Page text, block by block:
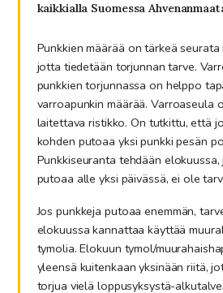
kaikkialla Suomessa
Punkkien määrää on tärkeä seurata
jotta tiedetään torjunnan tarve.
punkkien torjunnassa on helppo
varroapunkin määrää. Varroaseula
laitettava ristikko. On tutkittu, että
kohden putoaa yksi punkki pesän
Punkkiseuranta tehdään
putoaa alle yksi päivässä, ei ole
Jos punkkeja putoaa enemmän,
elokuussa kannattaa käyttää
tymolia. Elokuun tymol/
yleensä kuitenkaan yksinään riitä,
torjua vielä loppusyksystä-